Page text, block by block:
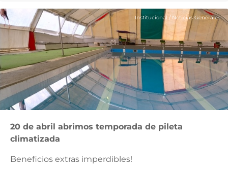
Institucional / Noticias Generales
20 de abril abrimos temporada de pileta
climatizada
Beneficios extras imperdibles!